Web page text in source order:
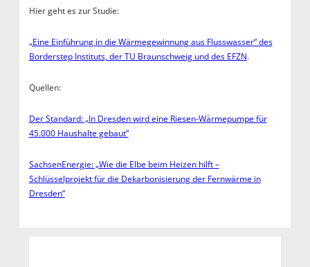
Hier geht es zur Studie:
„Eine Einführung in die Wärmegewinnung aus Flusswasser“ des
Borderstep Instituts, der TU Braunschweig und des EFZN.
Quellen:
Der Standard: „In Dresden wird eine Riesen-Wärmepumpe für
45.000 Haushalte gebaut“
SachsenEnergie: „Wie die Elbe beim Heizen hilft –
Schlüsselprojekt für die Dekarbonisierung der Fernwärme in
Dresden“